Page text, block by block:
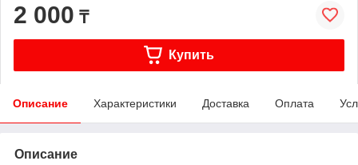
2 000 ₸
Купить
Описание Характеристики Доставка Оплата
Описание